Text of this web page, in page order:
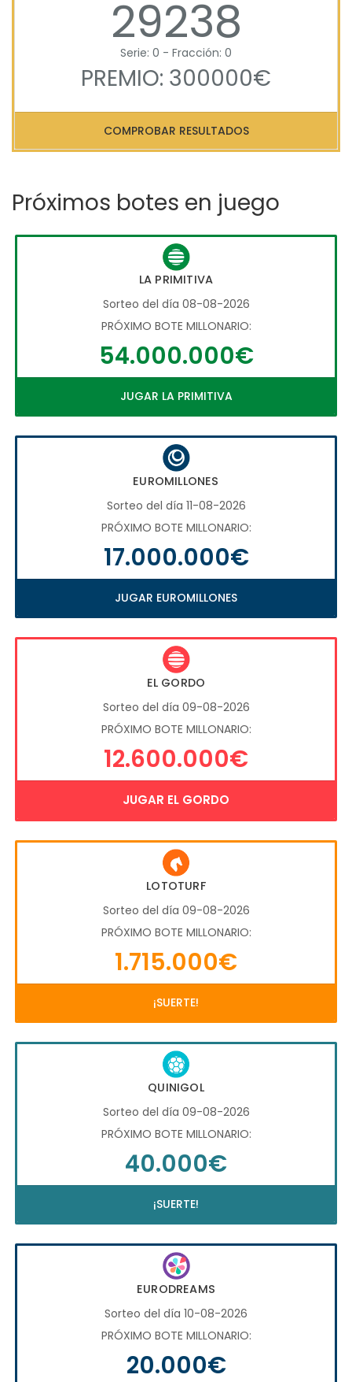
29238
Serie: 0 - Fracción: 0
PREMIO: 300000€
COMPROBAR RESULTADOS
Próximos botes en juego
LA PRIMITIVA
Sorteo del día 08-08-2026
PRÓXIMO BOTE MILLONARIO:
54.000.000€
JUGAR LA PRIMITIVA
EUROMILLONES
Sorteo del día 11-08-2026
PRÓXIMO BOTE MILLONARIO:
17.000.000€
JUGAR EUROMILLONES
EL GORDO
Sorteo del día 09-08-2026
PRÓXIMO BOTE MILLONARIO:
12.600.000€
JUGAR EL GORDO
LOTOTURF
Sorteo del día 09-08-2026
PRÓXIMO BOTE MILLONARIO:
1.715.000€
¡SUERTE!
QUINIGOL
Sorteo del día 09-08-2026
PRÓXIMO BOTE MILLONARIO:
40.000€
¡SUERTE!
EURODREAMS
Sorteo del día 10-08-2026
PRÓXIMO BOTE MILLONARIO:
20.000€